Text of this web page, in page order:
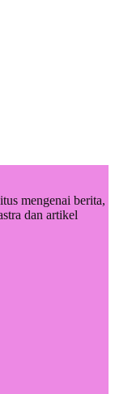
mengenai berita,
dan artikel